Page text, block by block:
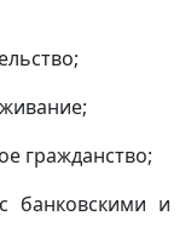
гражданство;
и